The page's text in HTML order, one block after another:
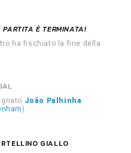
PARTITA È TERMINATA!
ha fischiato la fine della
João Palhinha
)
GIALLO